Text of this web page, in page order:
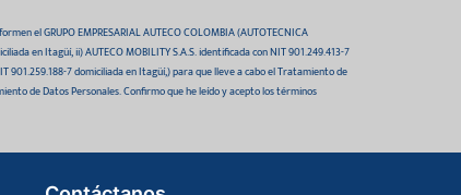
el GRUPO EMPRESARIAL AUTECO COLOMBIA (AUTOTECNICA
en Itagüí, ii) AUTECO MOBILITY S.A.S. identificada con NIT 901.249.413-7
901.259.188-7 domiciliada en Itagüí,) para que lleve a cabo el Tratamiento de
de Datos Personales. Confirmo que he leído y acepto los términos